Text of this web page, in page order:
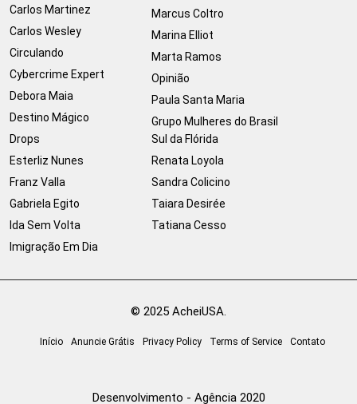
Carlos Martinez
Carlos Wesley
Circulando
Cybercrime Expert
Debora Maia
Destino Mágico
Drops
Esterliz Nunes
Franz Valla
Gabriela Egito
Ida Sem Volta
Imigração Em Dia
Marcus Coltro
Marina Elliot
Marta Ramos
Opinião
Paula Santa Maria
Grupo Mulheres do Brasil
Sul da Flórida
Renata Loyola
Sandra Colicino
Taiara Desirée
Tatiana Cesso
© 2025 AcheiUSA.
Início Anuncie Grátis Privacy Policy Terms of Service Contato
Desenvolvimento - Agência 2020